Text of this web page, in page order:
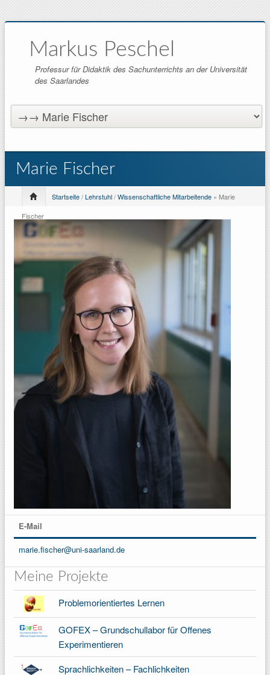
Markus Peschel
Professur für Didaktik des Sachunterrichts an der Universität
des Saarlandes
Marie Fischer
Startseite/Lehrstuhl/Wissenschaftliche Mitarbeitende » Marie
Fischer
E-Mail
marie.fischer@uni-saarland.de
Meine Projekte
Problemorientiertes Lernen
GOFEX – Grundschullabor für Offenes
Experimentieren
Sprachlichkeiten – Fachlichkeiten